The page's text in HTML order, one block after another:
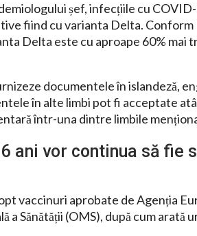
șef, infecțiile cu
fiind cu varianta Delta.
Delta este cu aproape 60% mai
documentele în islandeză,
în alte limbi pot fi acceptate
într-una dintre limbile
ani vor continua să fie
vaccinuri aprobate de Agenția
Sănătății (OMS), după cum arată